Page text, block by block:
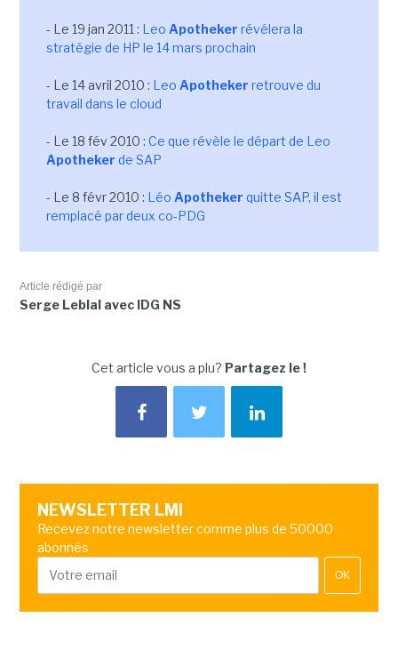
- Le 19 jan 2011 : Leo Apotheker révélera la
stratégie de HP le 14 mars prochain
- Le 14 avril 2010 : Leo Apotheker retrouve du
travail dans le cloud
- Le 18 fév 2010 : Ce que révèle le départ de Leo
Apotheker de SAP
- Le 8 févr 2010 : Léo Apotheker quitte SAP, il est
remplacé par deux co-PDG
Article rédigé par
Serge Leblal avec IDG NS
Cet article vous a plu? Partagez le !
NEWSLETTER LMI
Recevez notre newsletter comme plus de 50000
abonnés
OK